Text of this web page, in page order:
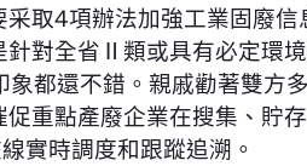
采取4項辦法加強工業固廢
對全省Ⅱ類或具有必定環
象都還不錯。親戚勸著雙
重點產廢企業在搜集、貯
實時調度和跟蹤追溯。